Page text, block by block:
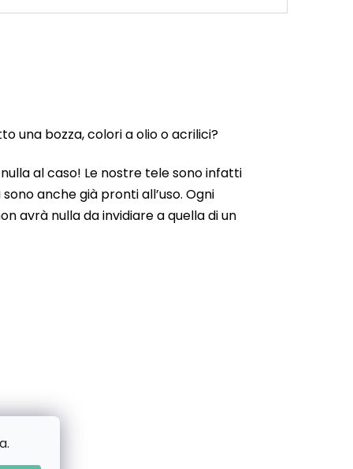
una bozza, colori a olio o acrilici?
al caso! Le nostre tele sono infatti
anche già pronti all’uso. Ogni
avrà nulla da invidiare a quella di un